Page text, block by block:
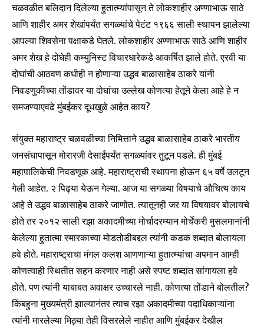
चळवळीत बलिदान दिलेल्या हुतात्म्यांपासून ते लोकशाहीर अण्णाभाऊ साठे
आणि शाहीर अमर शेखांपर्यंत सगळ्यांचे पेटंट १९६६ साली स्थापन झालेल्या
आपल्या शिवसेना पक्षाकडे घेतले. लोकशाहीर अण्णाभाऊ साठे आणि शाहीर
अमर शेख हे दोघेही कम्युनिस्ट विचारधारेकडे आकर्षित झाले होते. एरवी या
दोघांची आठवण कधीही न होणाऱ्या उद्धव बाळासाहेब ठाकरे यांनी
निवडणुकीच्या तोंडावर या दोघांचा उल्लेख कोणत्या हेतूने केला आहे हे न
समजण्याएवढे मुंबईकर दूधखुळे आहेत काय?
संयुक्त महाराष्ट्र चळवळीच्या निमित्ताने उद्धव बाळासाहेब ठाकरे भारतीय
जनसंघापासून मोरारजी देसाईंपर्यंत सगळ्यांवर तुटून पडले. ही मुंबई
महापालिकेची निवडणूक आहे. महाराष्ट्राची स्थापना होऊन ६५ वर्षे उलटून
गेली आहेत. २ पिढ्या येऊन गेल्या. आज या सगळ्या विषयाचे औचित्य काय
आहे ते उद्धव बाळासाहेब ठाकरे जाणोत. त्यातूनही जर या विषयावर बोलायचे
होते तर २०१२ साली रझा अकादमीच्या मोर्चादरम्यान मोर्चेकरी मुसलमानांनी
केलेल्या हुतात्मा स्मारकाच्या मोडतोडीबद्दल त्यांनी कडक शब्दात बोलायला
हवे होते. महाराष्ट्राचा मंगल कलश आणणाऱ्या हुतात्म्यांचा अपमान आम्ही
कोणत्याही स्थितीत सहन करणार नाही असे स्पष्ट शब्दात सांगायला हवे
होते. पण त्यांनी याबाबत अवाक्षर उच्चारले नाही. कोणत्या तोंडाने बोलतील?
किंबहुना मुख्यमंत्री झाल्यानंतर त्याच रझा अकादमीच्या पदाधिकाऱ्यांना
त्यांनी मारलेल्या मिठ्या तेही विसरलेले नाहीत आणि मुंबईकर देखील